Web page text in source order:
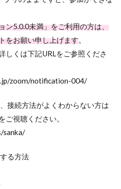
ン5.0.0未満」をご利用の方は、
をお願い申し上げます。
しくは下記URLをご参照くださ
zoom/notification-004/
接続方法がよくわからない方は
ご視聴ください。
sanka/
る方法